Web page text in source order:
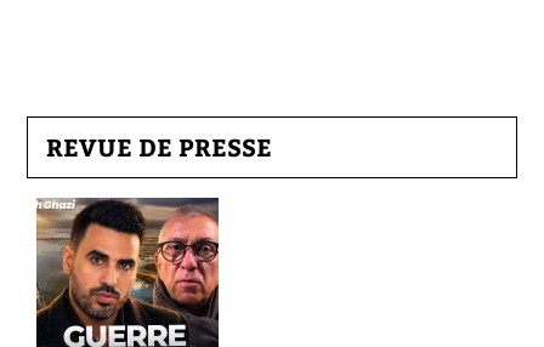
REVUE DE PRESSE